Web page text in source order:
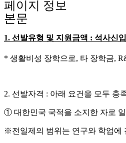
페이지 정보
본문
1. 선발유형 및 지원금액 : 석사신입
* 생활비성 장학으로, 타 장학금,
2. 선발자격 : 아래 요건을 모두 충
① 대한민국 국적을 소지한 자로
※전일제의 범위는 연구와 학업에